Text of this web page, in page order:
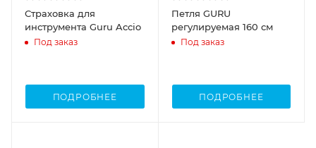
Страховка для
инструмента Guru Accio
Под заказ
ПОДРОБНЕЕ
Петля GURU
регулируемая 160 см
Под заказ
ПОДРОБНЕЕ